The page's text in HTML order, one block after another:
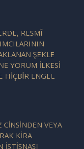
RESMÎ
ŞEKLE
YORUM İLKESİ
HİÇBİR ENGEL
CİNSİNDEN VEYA
KİRA
İSTİSNASI